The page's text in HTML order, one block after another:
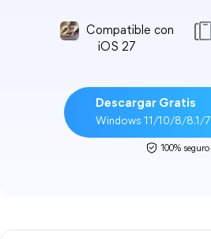
Compatible con
iOS 27
Descargar Gratis
Windows 11/10/8/8.1/7
100% seguro